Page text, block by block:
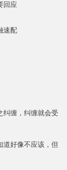
速配
纠缠，纠缠就会受
道好像不应该，但